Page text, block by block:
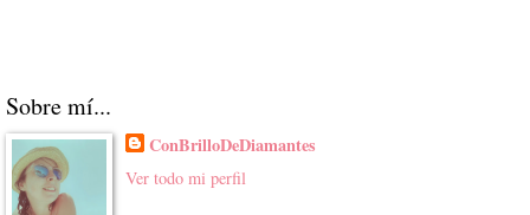
Sobre mí...
ConBrilloDeDiamantes
Ver todo mi perfil